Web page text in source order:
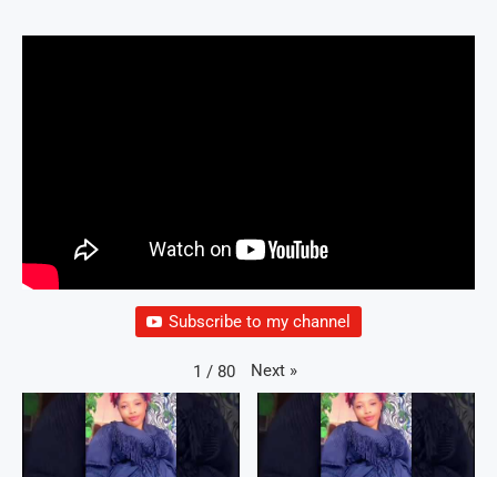
Subscribe to my channel
1 / 80 Next »